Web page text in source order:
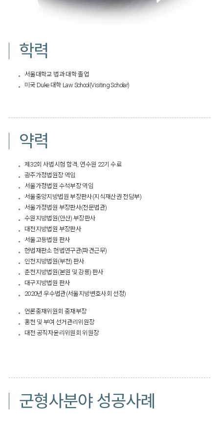
학력
서울대학교 법과 대학 졸업
미국 Duke 대학 Law School(Visiting Scholar)
약력
제32회 사법시험 합격, 연수원 22기 수료
광주가정법원장 역임
서울가정법원 수석부장 역임
서울중앙지방법원 부장판사(지식재산권 전담부)
서울가정법원 부장판사(전문법관)
수원지방법원(안산) 부장판사
대전지방법원 부장판사
서울고등법원 판사
헌법재판소 헌법연구관(파견근무)
인천지방법원(부천) 판사
춘천지방법원(본원 및 강릉) 판사
대구지방법원 판사
2020년 우수법관(서울지방변호사회 선정)
언론중재위원회 중재부장
홍천 및 부여 선거관리위원장
대전 공직자윤리위원회 위원장
군형사분야 성공사례